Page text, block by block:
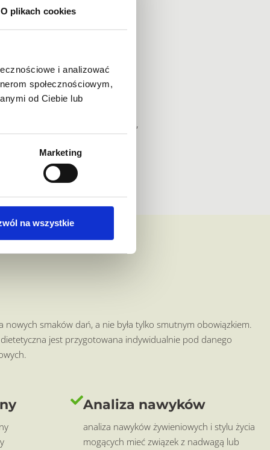
O plikach cookies
i analizować
społecznościowym,
od Ciebie lub
Marketing
na wszystkie
i młodzieży. Badania alarmują,
cukrzyce typu II.
smaków dań, a nie była tylko smutnym obowiązkiem.
jest przygotowana indywidualnie pod danego
Analiza nawyków
analiza nawyków żywieniowych i stylu życia
mogących mieć związek z nadwagą lub